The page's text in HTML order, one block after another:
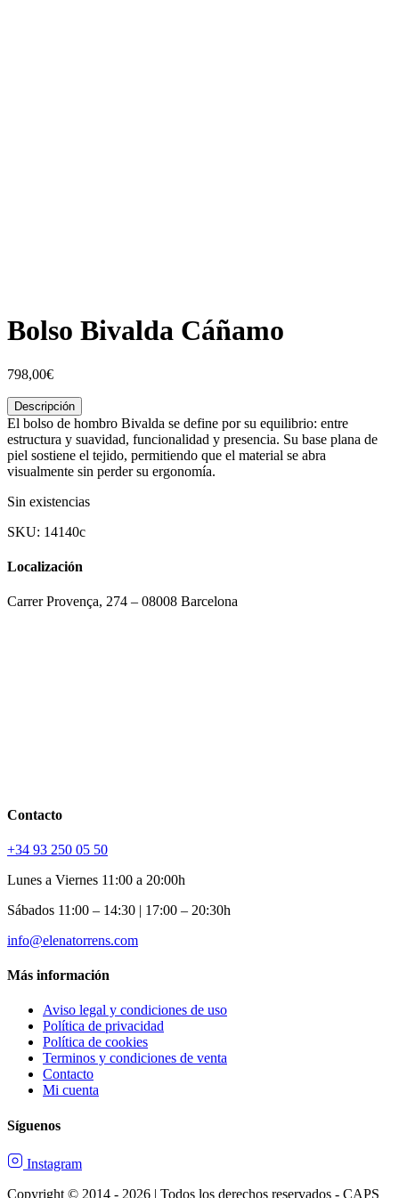
Bolso Bivalda Cáñamo
798,00€
Descripción
El bolso de hombro Bivalda se define por su equilibrio: entre
estructura y suavidad, funcionalidad y presencia. Su base plana de
piel sostiene el tejido, permitiendo que el material se abra
visualmente sin perder su ergonomía.
Sin existencias
SKU: 14140c
Localización
Carrer Provença, 274 – 08008 Barcelona
Contacto
+34 93 250 05 50
Lunes a Viernes 11:00 a 20:00h
Sábados 11:00 – 14:30 | 17:00 – 20:30h
info@elenatorrens.com
Más información
Aviso legal y condiciones de uso
Política de privacidad
Política de cookies
Terminos y condiciones de venta
Contacto
Mi cuenta
Síguenos
Instagram
Copyright © 2014 - 2026 | Todos los derechos reservados - CAPS